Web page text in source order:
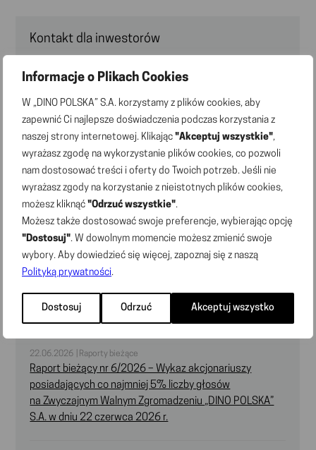
Informacje o Plikach Cookies
W „DINO POLSKA” S.A. korzystamy z plików cookies, aby
zapewnić Ci najlepsze doświadczenia podczas korzystania z
naszej strony internetowej. Klikając "Akceptuj wszystkie",
wyrażasz zgodę na wykorzystanie plików cookies, co pozwoli
nam dostosować treści i oferty do Twoich potrzeb. Jeśli nie
wyrażasz zgody na korzystanie z nieistotnych plików cookies,
możesz kliknąć "Odrzuć wszystkie".
Możesz także dostosować swoje preferencje, wybierając opcję
"Dostosuj". W dowolnym momencie możesz zmienić swoje
wybory. Aby dowiedzieć się więcej, zapoznaj się z naszą
Polityką prywatności.
Dostosuj Odrzuć Akceptuj wszystko
Kontakt dla inwestorów
Grzegorz Uraziński
Aktualności
02.07.2026 | Komunikaty prasowe
Sieć Dino liczy 3176 sklepów; 148 nowych sklepów
otwartych w pierwszym półroczu 2026 r.
22.06.2026 | Raporty bieżące
Raport bieżący nr 7/2026 – Treść uchwał podjętych
przez Zwyczajne Walne Zgromadzenie „DINO POLSKA”
S.A. w dniu 22 czerwca 2026 r.
22.06.2026 | Raporty bieżące
Raport bieżący nr 6/2026 – Wykaz akcjonariuszy
posiadających co najmniej 5% liczby głosów
na Zwyczajnym Walnym Zgromadzeniu „DINO POLSKA”
S.A. w dniu 22 czerwca 2026 r.